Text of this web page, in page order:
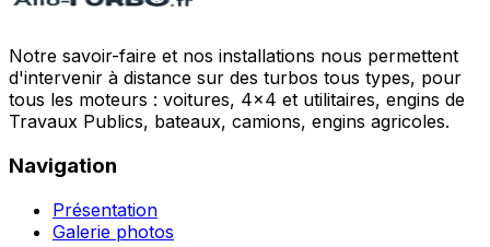
Notre savoir-faire et nos installations nous permettent
d'intervenir à distance sur des turbos tous types, pour
tous les moteurs : voitures, 4x4 et utilitaires, engins de
Travaux Publics, bateaux, camions, engins agricoles.
Navigation
Présentation
Galerie photos